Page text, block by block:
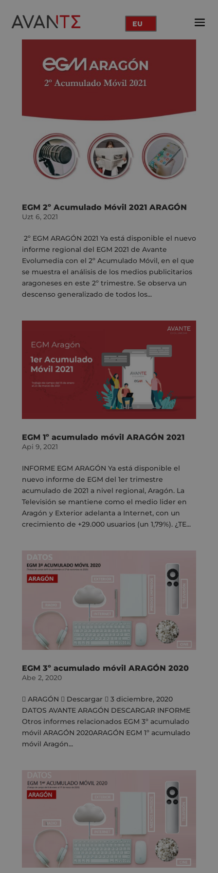
EU
EGM 2º Acumulado Móvil 2021 ARAGÓN
Uzt 6, 2021
2º EGM ARAGÓN 2021 Ya está disponible el nuevo
informe regional del EGM 2021 de Avante
Evolumedia con el 2º Acumulado Móvil, en el que
se muestra el análisis de los medios publicitarios
aragoneses en este 2º trimestre. Se observa un
descenso generalizado de todos los...
EGM 1º acumulado móvil ARAGÓN 2021
Api 9, 2021
INFORME EGM ARAGÓN Ya está disponible el
nuevo informe de EGM del 1er trimestre
acumulado de 2021 a nivel regional, Aragón. La
Televisión se mantiene como el medio lider en
Aragón y Exterior adelanta a Internet, con un
crecimiento de +29.000 usuarios (un 1,79%). ¿TE...
EGM 3º acumulado móvil ARAGÓN 2020
Abe 2, 2020
 ARAGÓN  Descargar  3 diciembre, 2020
DATOS AVANTE ARAGÓN DESCARGAR INFORME
Otros informes relacionados EGM 3º acumulado
móvil ARAGÓN 2020ARAGÓN EGM 1º acumulado
móvil Aragón...